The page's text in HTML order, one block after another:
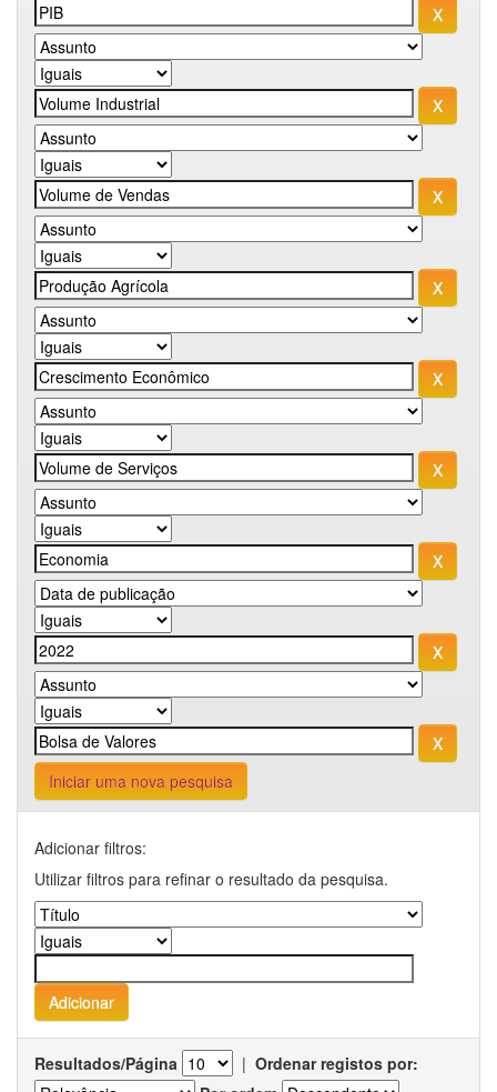
Iniciar uma nova pesquisa
Adicionar filtros:
Utilizar filtros para refinar o resultado da pesquisa.
Resultados/Página | Ordenar registos por: